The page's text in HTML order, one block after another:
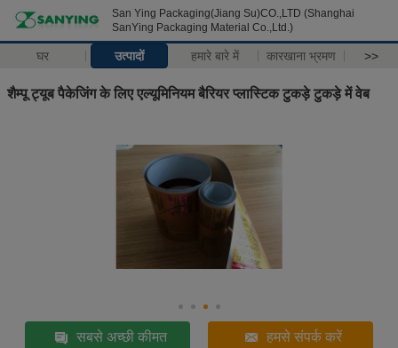
San Ying Packaging(Jiang Su)CO.,LTD (Shanghai
SanYing Packaging Material Co.,Ltd.)
घर उत्पादों हमारे बारे में कारखाना भ्रमण >>
शैम्पू ट्यूब पैकेजिंग के लिए एल्यूमिनियम बैरियर प्लास्टिक टुकड़े टुकड़े में वेब
सबसे अच्छी कीमत हमसे संपर्क करें